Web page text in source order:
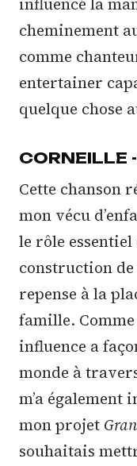
cheminement
comme
entertainer
quelque chose
CORNEILLE
Cette chanson
mon vécu
le rôle
construction de
repense à la
famille.
influence a
monde à
m’a également
mon projet
souhaitais